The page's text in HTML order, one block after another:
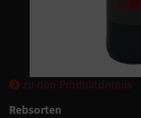
zu den Produktdetails
Rebsorten